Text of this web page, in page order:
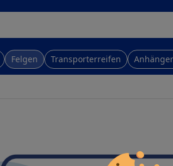
Felgen Transporterreifen